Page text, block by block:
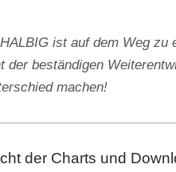
ist auf dem Weg zu
der beständigen
machen!
der Charts und